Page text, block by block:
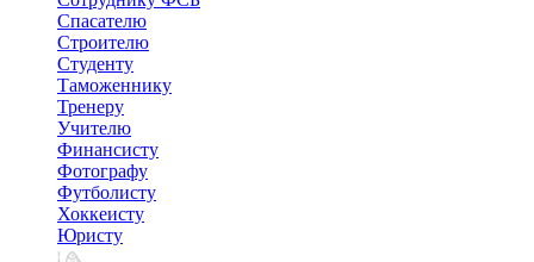
Спасателю
Строителю
Студенту
Таможеннику
Тренеру
Учителю
Финансисту
Фотографу
Футболисту
Хоккеисту
Юристу